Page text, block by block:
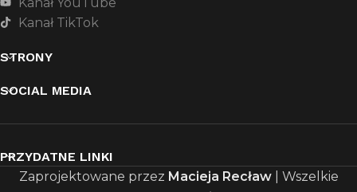
Kanał TikTok
STRONY
SOCIAL MEDIA
PRZYDATNE LINKI
Zaprojektowane przez Macieja Recław| Wszelkie